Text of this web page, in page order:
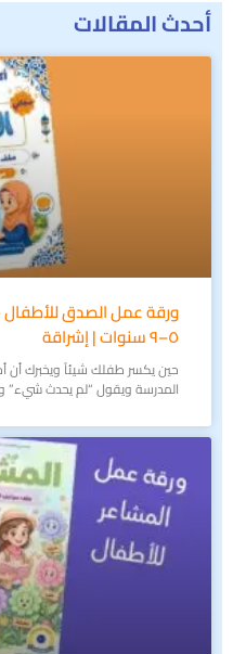
أحدث المقالات
٥–٩ سنوات | إشراقة
حين يكسر طفلك شيئاً ويخبرك أن
المدرسة ويقول “لم يحدث شيء”